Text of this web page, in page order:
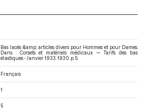
Bas lacés &amp; articles divers pour Hommes et pour Dames.
Dans : Corsets et matériels médicaux — Tarifs des bas
élastiques - Janvier 1933 . 1930. p. 5.
Français
1
5